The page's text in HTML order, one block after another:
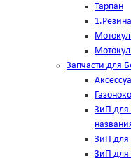
Тарпан
Запчасти для
ЗиП для
ЗиП для
ЗиП для